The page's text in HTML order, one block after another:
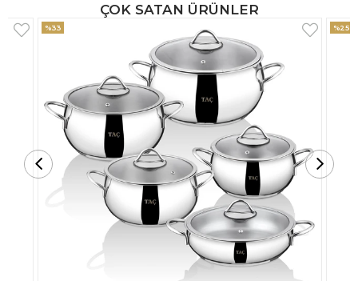
ÇOK SATAN ÜRÜNLER
%25 %33